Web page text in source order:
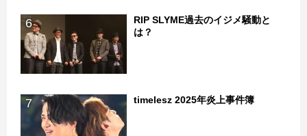
6
RIP SLYME過去のイジメ騒動と
は？
7 timelesz 2025年炎上事件簿